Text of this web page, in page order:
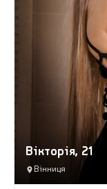
Вікторія, 21
Вінниця